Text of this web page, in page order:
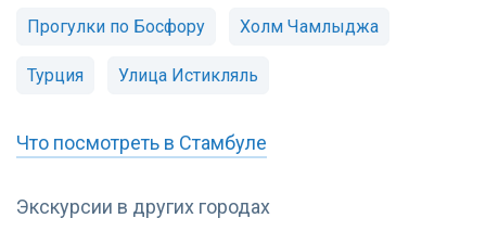
Экскурсии в других городах
Прогулки по Босфору Холм Чамлыджа
Турция Улица Истикляль
Что посмотреть в Стамбуле